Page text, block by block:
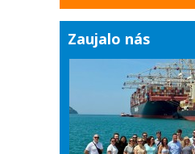
Zaujalo nás